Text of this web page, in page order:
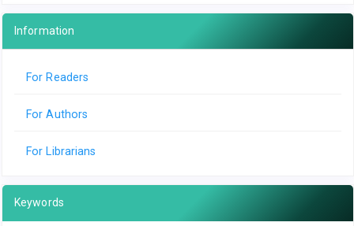
Information
For Readers
For Authors
For Librarians
Keywords